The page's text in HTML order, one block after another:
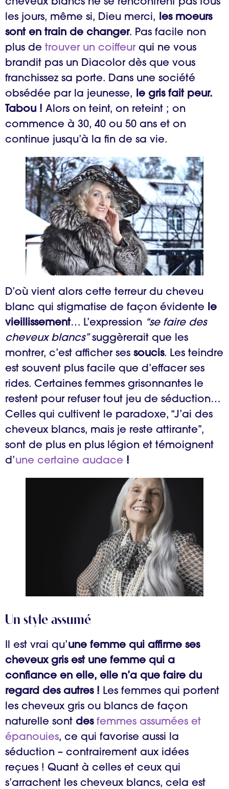
cheveux blancs ne se rencontrent pas tous
les jours, même si, Dieu merci, les moeurs
sont en train de changer. Pas facile non
plus de trouver un coiffeur qui ne vous
brandit pas un Diacolor dès que vous
franchissez sa porte. Dans une société
obsédée par la jeunesse, le gris fait peur.
Tabou ! Alors on teint, on reteint ; on
commence à 30, 40 ou 50 ans et on
continue jusqu’à la fin de sa vie.
D’où vient alors cette terreur du cheveu
blanc qui stigmatise de façon évidente le
vieillissement… L’expression “se faire des
cheveux blancs”suggèrerait que les
montrer, c’est afficher ses soucis. Les teindre
est souvent plus facile que d’effacer ses
rides. Certaines femmes grisonnantes le
restent pour refuser tout jeu de séduction…
Celles qui cultivent le paradoxe, “J’ai des
cheveux blancs, mais je reste attirante”,
sont de plus en plus légion et témoignent
d’une certaine audace !
Un style assumé
Il est vrai qu’une femme qui affirme ses
cheveux gris est une femme qui a
confiance en elle, elle n’a que faire du
regard des autres ! Les femmes qui portent
les cheveux gris ou blancs de façon
naturelle sont des femmes assumées et
épanouies, ce qui favorise aussi la
séduction – contrairement aux idées
reçues ! Quant à celles et ceux qui
s’arrachent les cheveux blancs, cela est